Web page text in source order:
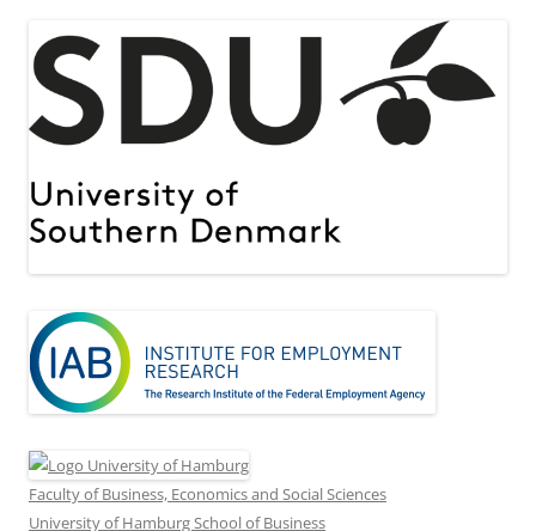
Faculty of Business, Economics and Social Sciences
University of Hamburg School of Business